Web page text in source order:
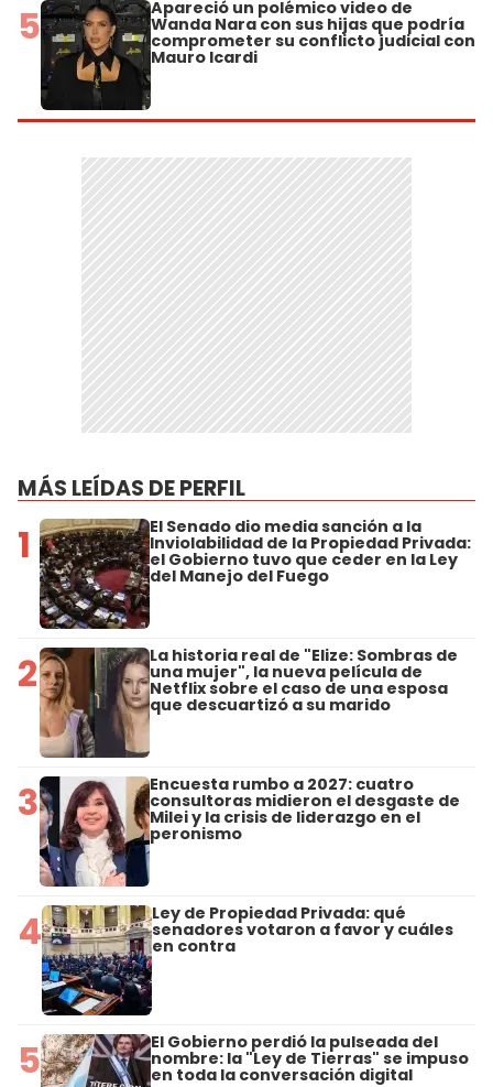
5 Apareció un polémico video de
Wanda Nara con sus hijas que podría
comprometer su conflicto judicial con
Mauro Icardi
MÁS LEÍDAS DE PERFIL
1 El Senado dio media sanción a la
Inviolabilidad de la Propiedad Privada:
el Gobierno tuvo que ceder en la Ley
del Manejo del Fuego
2 La historia real de "Elize: Sombras de
una mujer", la nueva película de
Netflix sobre el caso de una esposa
que descuartizó a su marido
3 Encuesta rumbo a 2027: cuatro
consultoras midieron el desgaste de
Milei y la crisis de liderazgo en el
peronismo
4 Ley de Propiedad Privada: qué
senadores votaron a favor y cuáles
en contra
5 El Gobierno perdió la pulseada del
nombre: la "Ley de Tierras" se impuso
en toda la conversación digital